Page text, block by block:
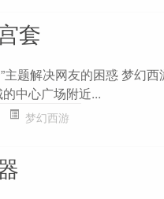
套
主题解决网友的困惑 梦幻
中心广场附近...
梦幻西游